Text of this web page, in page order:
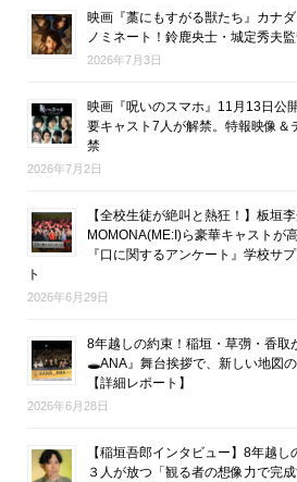
映画『藁にもすがる獣たち』カナ
ノミネート！鈴鹿央士・城定秀夫
2026年7月3日
映画『呪いのスマホ』11月13日公
要キャスト7人が解禁。特報映像＆
禁
2026年7月2日
【全校生徒が絶叫と熱狂！】板垣李
MOMONA(ME:I)ら豪華キャストが
『口に関するアンケート』学校サ
ト
2026年6月29日
8年越しの約束！稲垣・草彅・香取
🕳ANA』舞台挨拶で、新しい地図
【詳細レポート】
2026年6月28日
【稲垣吾郎インタビュー】8年越
３人が放つ「観る者の想像力で完